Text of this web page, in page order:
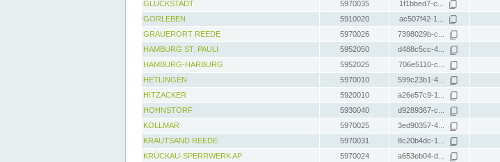
GLÜCKSTADT
5970035 1f1bbed7-c...
GORLEBEN
5910020 ac507f42-1...
GRAUERORT REEDE
5970026 7398029b-c...
HAMBURG ST. PAULI
5952050 d488c5cc-4...
HAMBURG-HARBURG
5952025 706e5110-c...
HETLINGEN
5970010 599c23b1-4...
HITZACKER
5920010 a26e57c9-1...
HOHNSTORF
5930040 d9289367-c...
KOLLMAR
5970025 3ed90357-4...
KRAUTSAND REEDE
5970031 8c20b4dc-1...
KRÜCKAU-SPERRWERK AP
5970024 a653eb04-d...